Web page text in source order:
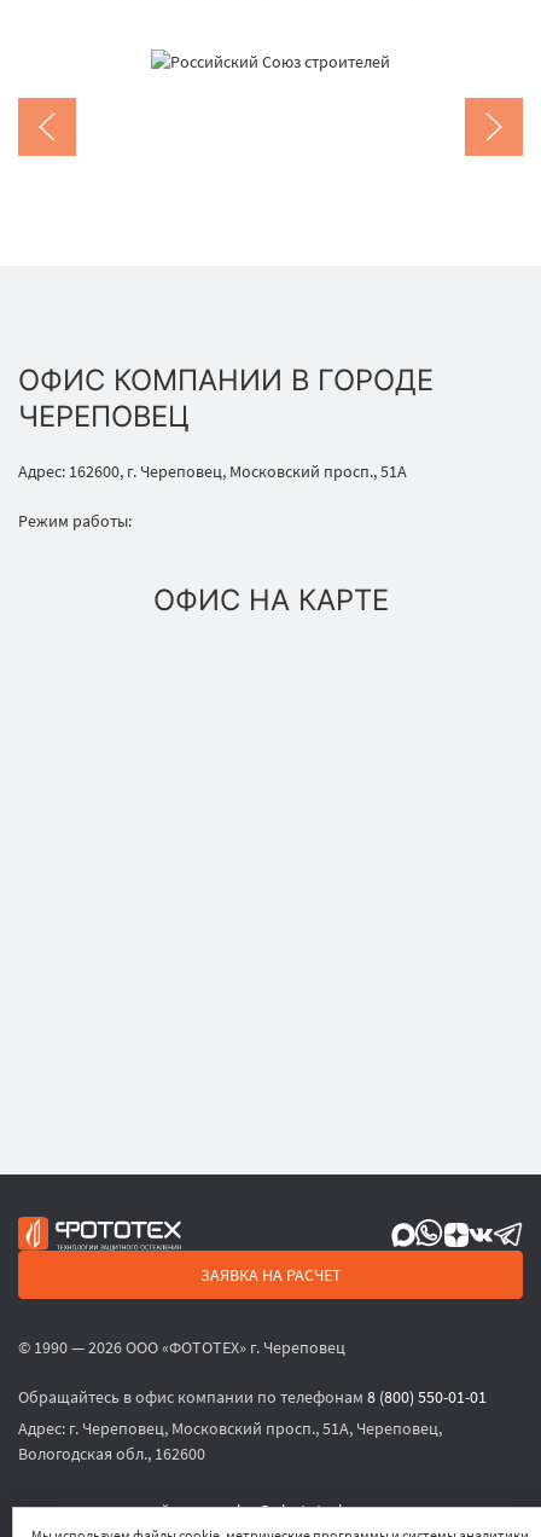
ОФИС КОМПАНИИ В ГОРОДЕ
ЧЕРЕПОВЕЦ
Адрес: 162600, г. Череповец, Московский просп., 51А
Режим работы:
ОФИС НА КАРТЕ
ЗАЯВКА НА РАСЧЕТ
© 1990 — 2026 ООО «ФОТОТЕХ» г. Череповец
Обращайтесь в офис компании по телефонам 8 (800) 550-01-01
Адрес: г. Череповец, Московский просп., 51А, Череповец,
Вологодская обл., 162600
или по электронной почтеsales@phototech.ru